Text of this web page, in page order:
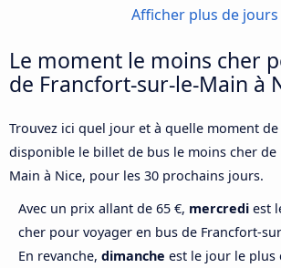
Afficher plus de jours
Le moment le moins cher
de Francfort-sur-le-Main à
Trouvez ici quel jour et à quelle moment
disponible le billet de bus le moins cher de
Main à Nice, pour les 30 prochains jours.
Avec un prix allant de 65 €, mercredi est
cher pour voyager en bus de Francfort-
En revanche, dimanche est le jour le plus